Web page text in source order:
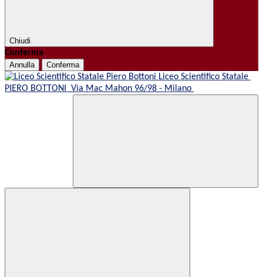
Chiudi
Conferma
Annulla Conferma
Liceo Scientifico Statale
PIERO BOTTONI Via Mac Mahon 96/98 - Milano